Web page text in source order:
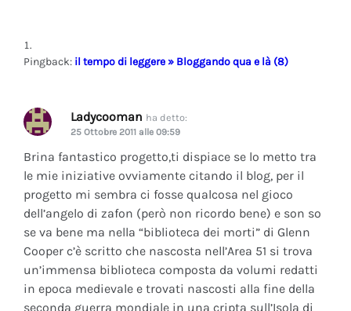
Pingback: il tempo di leggere » Bloggando qua e là (8)
Ladycooman ha detto:
25 Ottobre 2011 alle 09:59
Brina fantastico progetto,ti dispiace se lo metto tra
le mie iniziative ovviamente citando il blog, per il
progetto mi sembra ci fosse qualcosa nel gioco
dell’angelo di zafon (però non ricordo bene) e son so
se va bene ma nella “biblioteca dei morti” di Glenn
Cooper c’è scritto che nascosta nell’Area 51 si trova
un’immensa biblioteca composta da volumi redatti
in epoca medievale e trovati nascosti alla fine della
seconda guerra mondiale in una cripta sull’Isola di